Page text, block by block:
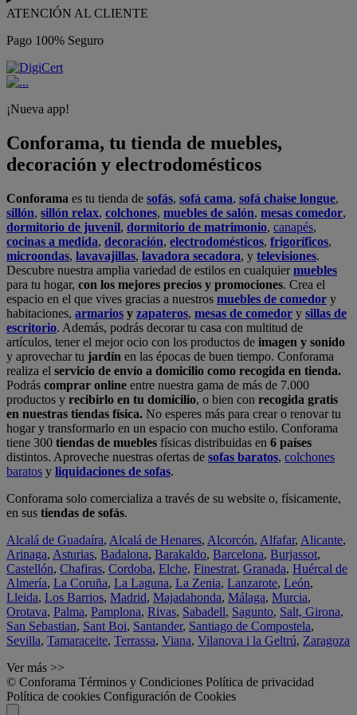
ATENCIÓN AL CLIENTE
Pago 100% Seguro
¡Nueva app!
Conforama, tu tienda de muebles,
decoración y electrodomésticos
Conforama es tu tienda de sofás, sofá cama, sofá chaise longue,
sillón, sillón relax, colchones, muebles de salón, mesas comedor,
dormitorio de juvenil, dormitorio de matrimonio, canapés,
cocinas a medida, decoración, electrodomésticos, frigoríficos,
microondas, lavavajillas, lavadora secadora, y televisiones.
Descubre nuestra amplia variedad de estilos en cualquiermuebles
para tu hogar, con los mejores precios y promociones. Crea el
espacio en el que vives gracias a nuestros muebles de comedor y
habitaciones, armarios y zapateros, mesas de comedor y sillas de
escritorio. Además, podrás decorar tu casa con multitud de
artículos, tener el mejor ocio con los productos de imagen y sonido
y aprovechar tu jardín en las épocas de buen tiempo. Conforama
realiza el servicio de envío a domicilio como recogida en tienda.
Podrás comprar online entre nuestra gama de más de 7.000
productos y recibirlo en tu domicilio, o bien con recogida gratis
en nuestras tiendas física. No esperes más para crear o renovar tu
hogar y transformarlo en un espacio con mucho estilo. Conforama
tiene 300 tiendas de muebles físicas distribuidas en 6 países
distintos. Aproveche nuestras ofertas de sofas baratos, colchones
baratos y liquidaciones de sofas.
Conforama solo comercializa a través de su website o, físicamente,
en sus tiendas de sofás.
Alcalá de Guadaíra, Alcalá de Henares, Alcorcón, Alfafar, Alicante,
Arinaga, Asturias, Badalona, Barakaldo, Barcelona, Burjassot,
Castellón, Chafiras, Cordoba, Elche, Finestrat, Granada, Huércal de
Almería, La Coruña, La Laguna, La Zenia, Lanzarote, León,
Lleida, Los Barrios, Madrid, Majadahonda, Málaga, Murcia,
Orotava, Palma, Pamplona, Rivas, Sabadell, Sagunto, Salt, Girona,
San Sebastian, Sant Boi, Santander, Santiago de Compostela,
Sevilla, Tamaraceite, Terrassa, Viana, Vilanova i la Geltrú, Zaragoza
Ver más >>
© Conforama Términos y Condiciones Política de privacidad
Política de cookies Configuración de Cookies